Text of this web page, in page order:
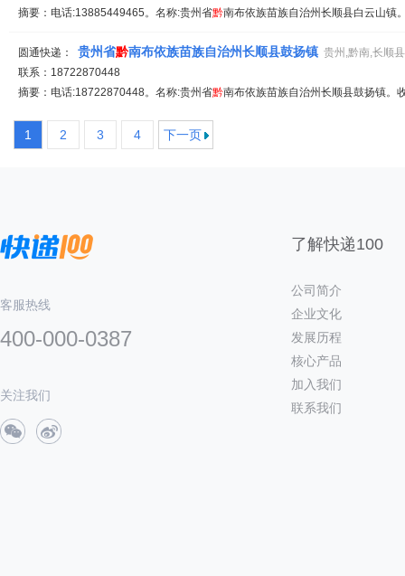
摘要：电话:13885449465。名称:贵州省黔南布依族苗族自治州长顺县白云山镇
圆通快递： 贵州省黔南布依族苗族自治州长顺县鼓扬镇 贵州,黔南,长顺县
联系：18722870448
摘要：电话:18722870448。名称:贵州省黔南布依族苗族自治州长顺县鼓扬镇。
1 2 3 4 下一页
客服热线
400-000-0387
关注我们
了解快递100
公司简介
企业文化
发展历程
核心产品
加入我们
联系我们